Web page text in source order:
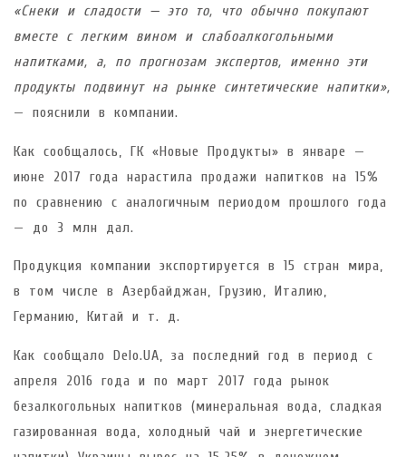
«Снеки и сладости — это то, что обычно покупают
вместе с легким вином и слабоалкогольными
напитками, а, по прогнозам экспертов, именно эти
продукты подвинут на рынке синтетические напитки»,
— пояснили в компании.
Как сообщалось, ГК «Новые Продукты» в январе —
июне 2017 года нарастила продажи напитков на 15%
по сравнению с аналогичным периодом прошлого года
— до 3 млн дал.
Продукция компании экспортируется в 15 стран мира,
в том числе в Азербайджан, Грузию, Италию,
Германию, Китай и т. д.
Как сообщало Delo.UA, за последний год в период с
апреля 2016 года и по март 2017 года рынок
безалкогольных напитков (минеральная вода, сладкая
газированная вода, холодный чай и энергетические